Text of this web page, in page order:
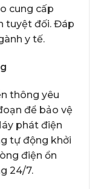
cung cấp
tuyệt đối. Đáp
y tế.
thông yêu
để bảo vệ
phát điện
tự động khởi
điện ổn
24/7.